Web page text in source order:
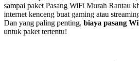
sampai paket Pasang WiFi Murah Rantau
internet kenceng buat gaming atau
Dan yang paling penting, biaya pasang
untuk paket tertentu!